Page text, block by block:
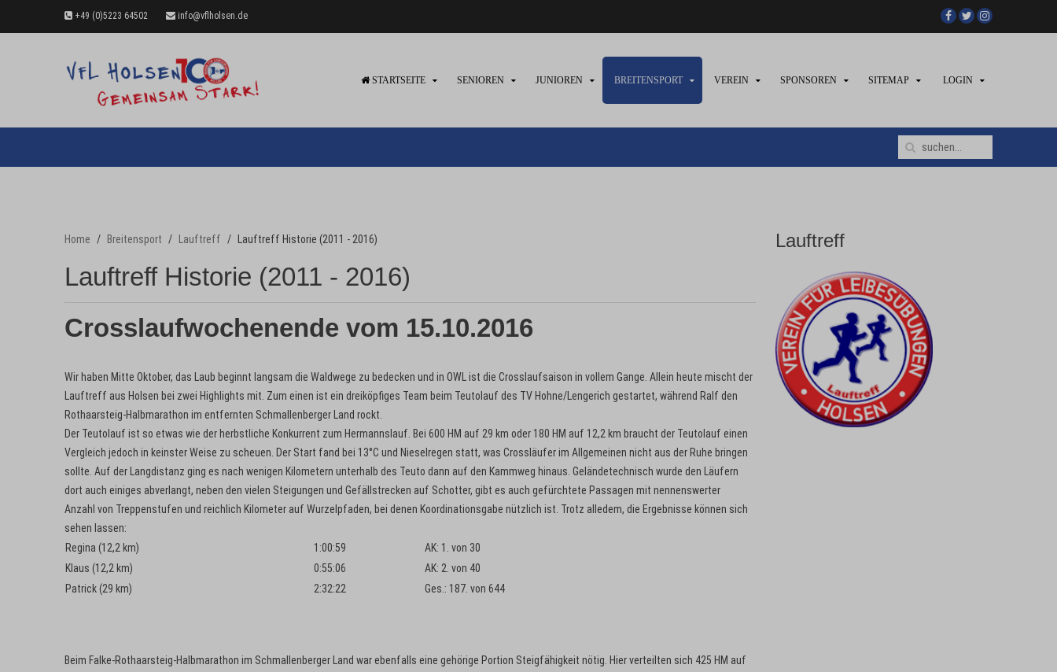
+49 (0)5223 64502 info@vflholsen.de
STARTSEITE SENIOREN JUNIOREN BREITENSPORT VEREIN SPONSOREN SITEMAP LOGIN
Home Breitensport Lauftreff Lauftreff Historie (2011 - 2016)
Lauftreff Historie (2011 - 2016)
Crosslaufwochenende vom 15.10.2016
Wir haben Mitte Oktober, das Laub beginnt langsam die Waldwege zu bedecken und in OWL ist die Crosslaufsaison in vollem Gange. Allein heute mischt der
Lauftreff aus Holsen bei zwei Highlights mit. Zum einen ist ein dreiköpfiges Team beim Teutolauf des TV Hohne/Lengerich gestartet, während Ralf den
Rothaarsteig-Halbmarathon im entfernten Schmallenberger Land rockt.
Der Teutolauf ist so etwas wie der herbstliche Konkurrent zum Hermannslauf. Bei 600 HM auf 29 km oder 180 HM auf 12,2 km braucht der Teutolauf einen
Vergleich jedoch in keinster Weise zu scheuen. Der Start fand bei 13°C und Nieselregen statt, was Crossläufer im Allgemeinen nicht aus der Ruhe bringen
sollte. Auf der Langdistanz ging es nach wenigen Kilometern unterhalb des Teuto dann auf den Kammweg hinaus. Geländetechnisch wurde den Läufern
dort auch einiges abverlangt, neben den vielen Steigungen und Gefällstrecken auf Schotter, gibt es auch gefürchtete Passagen mit nennenswerter
Anzahl von Treppenstufen und reichlich Kilometer auf Wurzelpfaden, bei denen Koordinationsgabe nützlich ist. Trotz alledem, die Ergebnisse können sich
sehen lassen:
Regina (12,2 km)
1:00:59
AK: 1. von 30
Klaus (12,2 km)
0:55:06
AK: 2. von 40
Patrick (29 km)
2:32:22 Ges.: 187. von 644
Beim Falke-Rothaarsteig-Halbmarathon im Schmallenberger Land war ebenfalls eine gehörige Portion Steigfähigkeit nötig. Hier verteilten sich 425 HM auf
Lauftreff